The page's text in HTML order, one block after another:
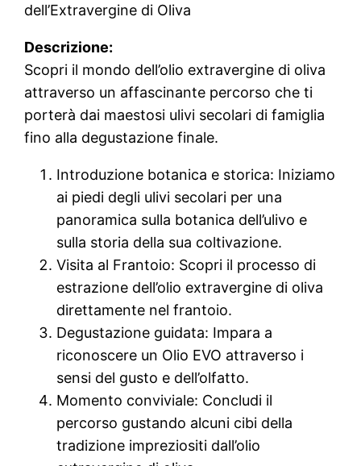
dell’Extravergine di Oliva
Descrizione:
Scopri il mondo dell’olio extravergine di oliva
attraverso un affascinante percorso che ti
porterà dai maestosi ulivi secolari di famiglia
fino alla degustazione finale.
Introduzione botanica e storica: Iniziamo
ai piedi degli ulivi secolari per una
panoramica sulla botanica dell’ulivo e
sulla storia della sua coltivazione.
Visita al Frantoio: Scopri il processo di
estrazione dell’olio extravergine di oliva
direttamente nel frantoio.
Degustazione guidata: Impara a
riconoscere un Olio EVO attraverso i
sensi del gusto e dell’olfatto.
Momento conviviale: Concludi il
percorso gustando alcuni cibi della
tradizione impreziositi dall’olio